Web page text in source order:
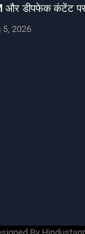
और डीपफेक कंटेंट पर
5, 2026